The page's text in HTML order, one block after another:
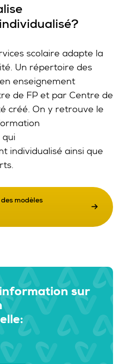
scolaire adapte la
Un répertoire des
enseignement
de FP et par Centre de
créé. On y retrouve le
qui
individualisé ainsi que
modèles
sur